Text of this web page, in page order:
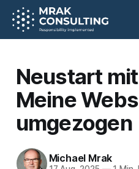
Neustart
Meine
umgezogen
Michael Mrak